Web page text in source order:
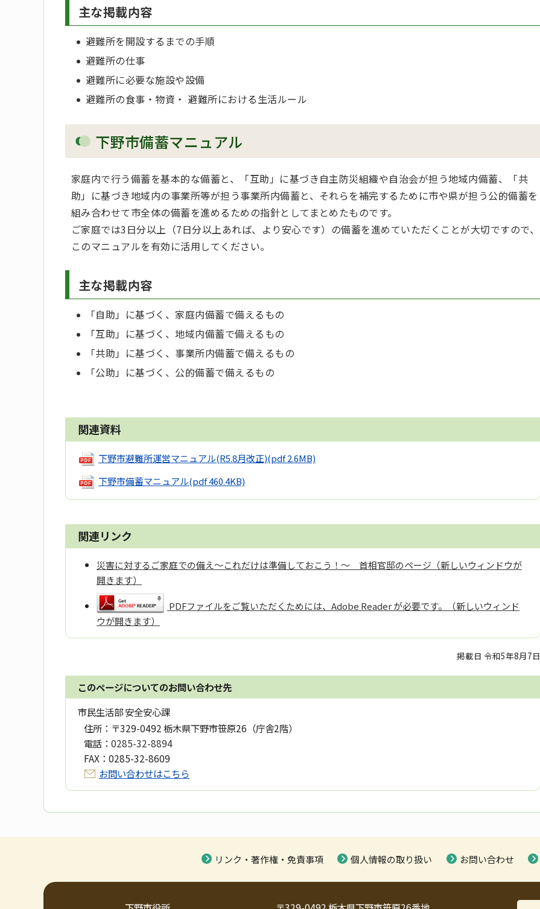
主な掲載内容
避難所を開設するまでの手順
避難所の仕事
避難所に必要な施設や設備
避難所の食事・物資・ 避難所における生活ルール
下野市備蓄マニュアル
家庭内で行う備蓄を基本的な備蓄と、「互助」に基づき自主防災組織や自治会が担う地域内備蓄、「共
助」に基づき地域内の事業所等が担う事業所内備蓄と、それらを補完するために市や県が担う公的備蓄を
組み合わせて市全体の備蓄を進めるための指針としてまとめたものです。
ご家庭では3日分以上（7日分以上あれば、より安心です）の備蓄を進めていただくことが大切ですので、
このマニュアルを有効に活用してください。
主な掲載内容
「自助」に基づく、家庭内備蓄で備えるもの
「互助」に基づく、地域内備蓄で備えるもの
「共助」に基づく、事業所内備蓄で備えるもの
「公助」に基づく、公的備蓄で備えるもの
関連資料
下野市避難所運営マニュアル(R5.8月改正)(pdf 2.6MB)
下野市備蓄マニュアル(pdf 460.4KB)
関連リンク
災害に対するご家庭での備え～これだけは準備しておこう！～ 首相官邸のページ（新しいウィンドウが
開きます）
PDFファイルをご覧いただくためには、Adobe Reader が必要です。（新しいウィンド
ウが開きます）
掲載日 令和5年8月7日
このページについてのお問い合わせ先
市民生活部 安全安心課
住所： 〒329-0492 栃木県下野市笹原26（庁舎2階）
電話： 0285-32-8894
FAX： 0285-32-8609
お問い合わせはこちら
リンク・著作権・免責事項 個人情報の取り扱い お問い合わせ